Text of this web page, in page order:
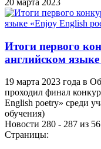
Итоги первого
английском
19 марта 2023 года в
проходил финал
English poetry» среди
обучения)
Новости 280 - 287 из
Страницы: